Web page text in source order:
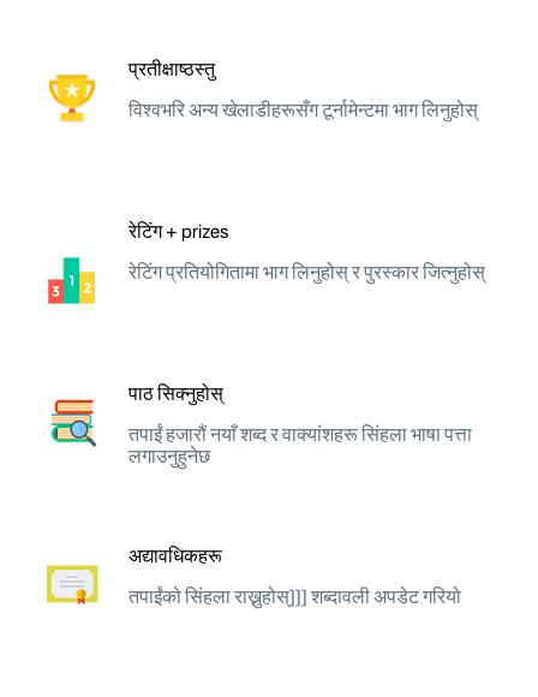
प्रतीक्षाष्ठस्तु
विश्वभरि अन्य खेलाडीहरूसँग टूर्नामेन्टमा भाग लिनुहोस्
रेटिंग + prizes
रेटिंग प्रतियोगितामा भाग लिनुहोस् र पुरस्कार जित्नुहोस्
पाठ सिक्नुहोस्
तपाईं हजारौं नयाँ शब्द र वाक्यांशहरू सिंहला भाषा पत्ता
लगाउनुहुनेछ
अद्यावधिकहरू
तपाईंको सिंहला राख्नुहोस्]]] शब्दावली अपडेट गरियो